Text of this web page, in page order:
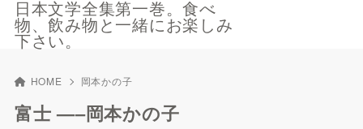
日本文学全集第一巻。食べ
物、飲み物と一緒にお楽しみ
下さい。
HOME 岡本かの子
富士 —–岡本かの子